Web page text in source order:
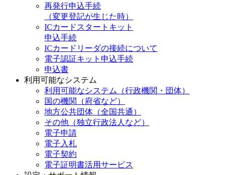
再発行申込手続
（変更登記が生じた時）
ICカードスタートキット
申込手続
ICカードリーダの接続について
電子認証キット申込手続
申込書
利用可能なシステム
利用可能なシステム（行政機関・団体）
国の機関（府省など）
地方公共団体（全国共通）
その他（独立行政法人など）
電子申請
電子入札
電子契約
電子証明書活用サービス